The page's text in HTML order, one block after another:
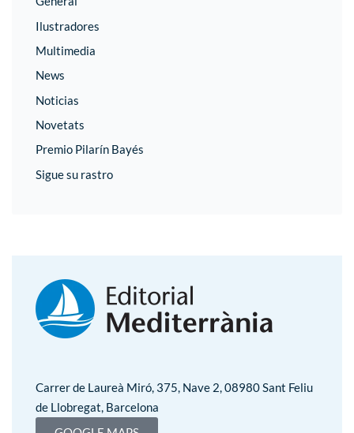
Ilustradores
Multimedia
News
Noticias
Novetats
Premio Pilarín Bayés
Sigue su rastro
Carrer de Laureà Miró, 375, Nave 2, 08980 Sant Feliu
de Llobregat, Barcelona